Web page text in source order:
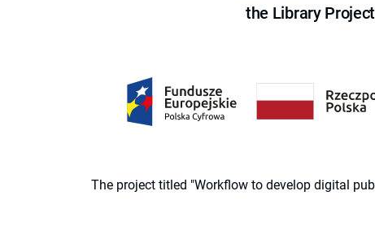
the Library
The project titled "Workflow to develop digital